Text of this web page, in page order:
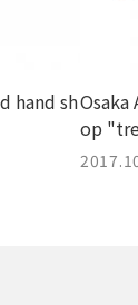
hand shOsaka
op